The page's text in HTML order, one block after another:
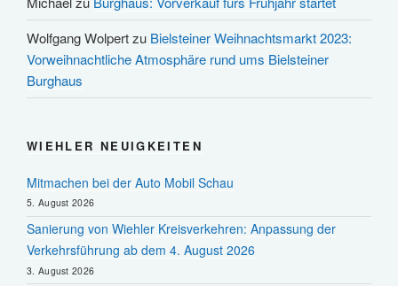
Wolfgang Wolpertzu Bielsteiner Weihnachtsmarkt 2023:
Vorweihnachtliche Atmosphäre rund ums Bielsteiner
Burghaus
WIEHLER NEUIGKEITEN
Mitmachen bei der Auto Mobil Schau
5. August 2026
Sanierung von Wiehler Kreisverkehren: Anpassung der
Verkehrsführung ab dem 4. August 2026
3. August 2026